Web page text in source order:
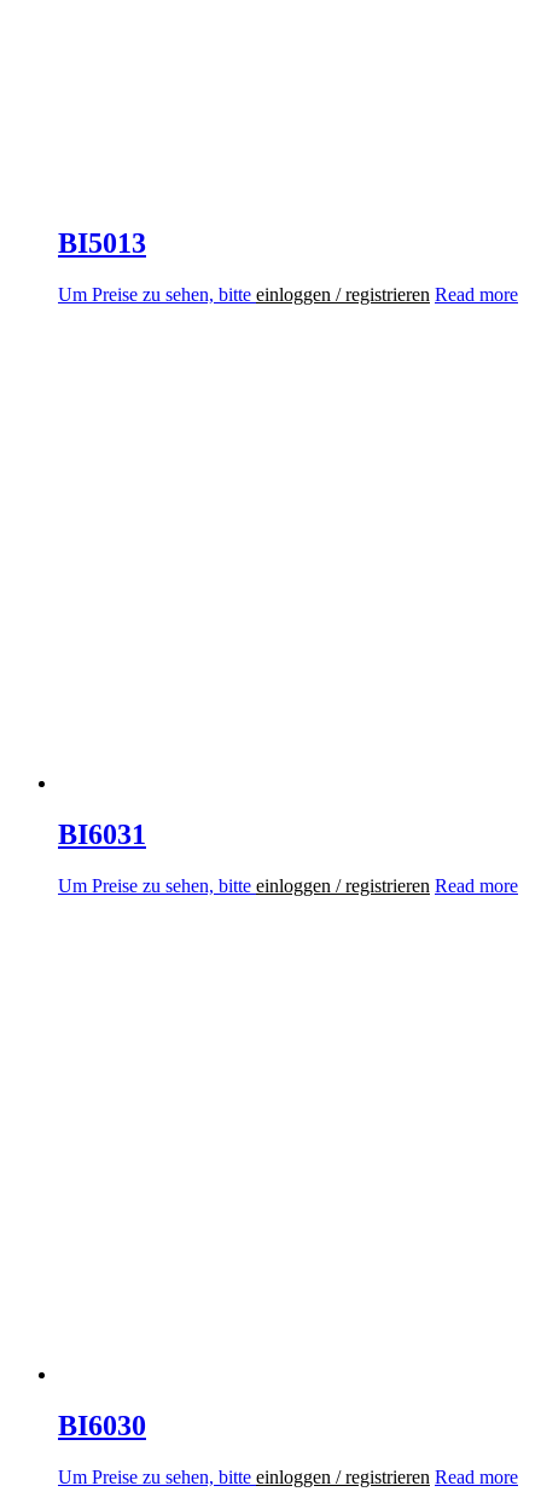
BI5013
Um Preise zu sehen, bitte einloggen / registrieren Read more
BI6031
Um Preise zu sehen, bitte einloggen / registrieren Read more
BI6030
Um Preise zu sehen, bitte einloggen / registrieren Read more